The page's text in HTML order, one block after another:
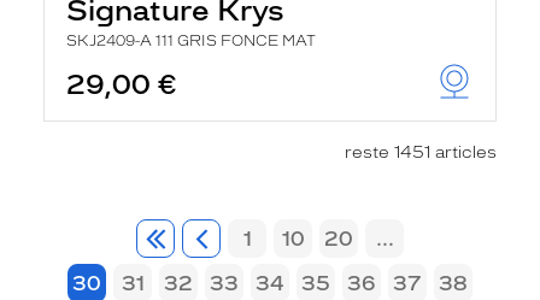
Signature Krys
SKJ2409-A 111 GRIS FONCE MAT
29,00 €
reste 1451 articles
1 10 20
...
30
31 32 33 34 35 36 37
38